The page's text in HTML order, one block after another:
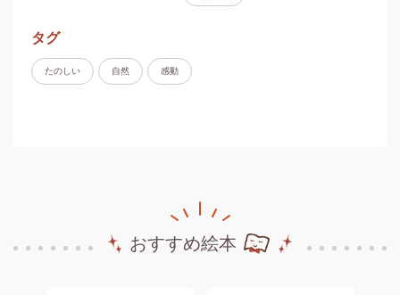
タグ
たのしい 自然 感動
おすすめ絵本